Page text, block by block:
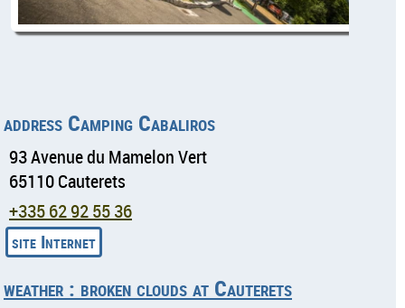
address Camping Cabaliros
93 Avenue du Mamelon Vert
65110 Cauterets
+335 62 92 55 36
weather : broken clouds at Cauterets